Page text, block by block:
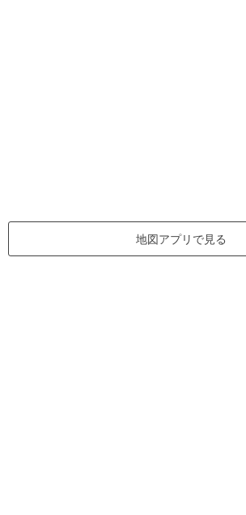
地図アプリで見る